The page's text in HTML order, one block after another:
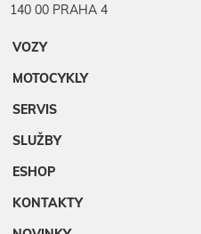
140 00 PRAHA 4
VOZY
MOTOCYKLY
SERVIS
SLUŽBY
ESHOP
KONTAKTY